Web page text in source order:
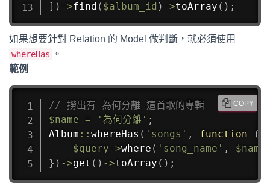
] ) ->find ( $album_id ) ->toArray ( ) ;
如果想要針對 Relation 的 Model 做判斷，就必須使用
whereHas
。
範例
// 撈出有 為何分離 這首歌的專輯
$name = '為何分離' ;
Album :: whereHas ( 'songs' , function (
$query->where ( 'song_name' , $name
} ) ->get ( ) ->toArray ( ) ;
COPY